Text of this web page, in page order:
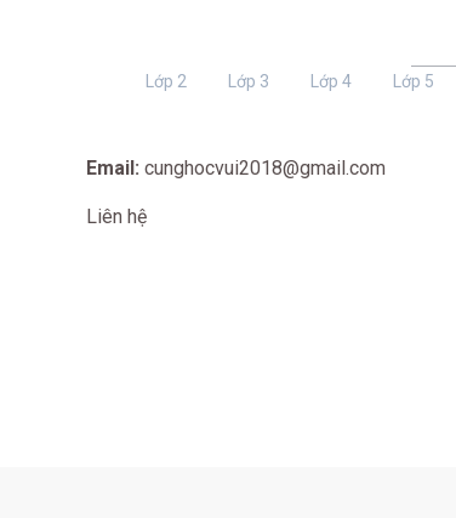
Lớp 2 Lớp 3 Lớp 4 Lớp 5
Email: cunghocvui2018@gmail.com
Liên hệ